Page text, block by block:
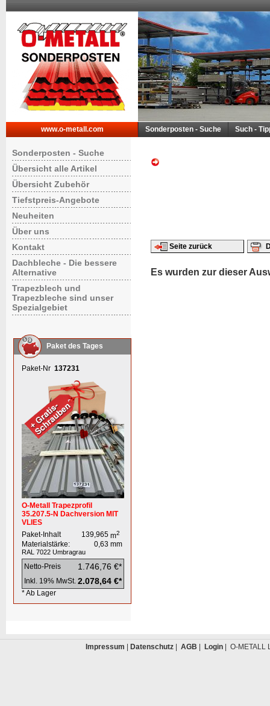
www.o-metall.com Sonderposten - Suche Such -
Sonderposten - Suche
Übersicht alle Artikel
Übersicht Zubehör
Tiefstpreis-Angebote
Neuheiten
Über uns
Kontakt
Dachbleche - Die bessere
Alternative
Trapezblech und
Trapezbleche sind unser
Spezialgebiet
Paket des Tages
Paket-Nr 137231
O-Metall Trapezprofil
35.207.5-N Dachversion MIT
VLIES
Paket-Inhalt
139,965 m2
Materialstärke: 0,63 mm
RAL 7022 Umbragrau
Netto-Preis 1.746,76 €*
Inkl. 19% MwSt. 2.078,64 €*
* Ab Lager
Seite zurück
Es wurden zur dieser
Impressum Datenschutz| AGB Login| O-METALL